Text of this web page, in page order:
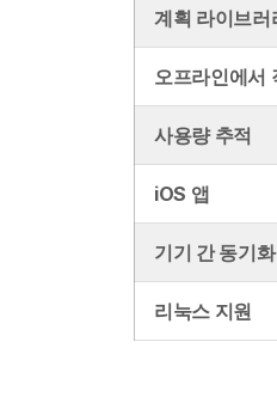
계획 라이브러
오프라인에서
사용량 추적
iOS 앱
기기 간 동기화
리눅스 지원